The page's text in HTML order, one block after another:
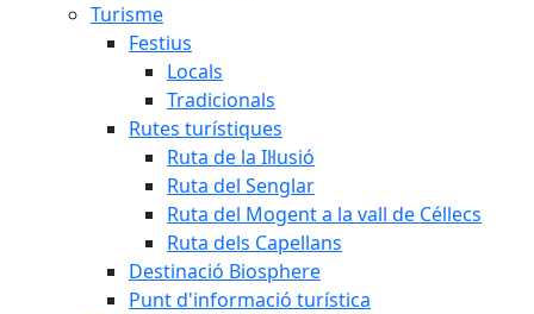
Turisme
Festius
Locals
Tradicionals
Rutes turístiques
Ruta de la Il·lusió
Ruta del Senglar
Ruta del Mogent a la vall de Céllecs
Ruta dels Capellans
Destinació Biosphere
Punt d'informació turística